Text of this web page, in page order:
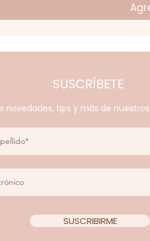
SUSCRÍBETE
novedades, tips y más de
SUSCRIBIRME